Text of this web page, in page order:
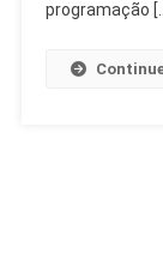
programação